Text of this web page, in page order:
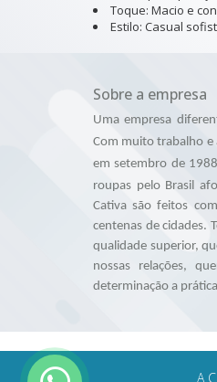
Toque: Macio e
Estilo: Casual
A
Sobre a empresa
Uma empresa
Com muito trabalho e
em setembro de
roupas pelo Brasil
Cativa são feitos
centenas de cidades.
qualidade superior,
nossas relações,
determinação a